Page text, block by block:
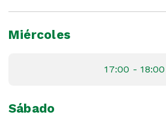
Miércoles
17:00 - 18:00
Sábado